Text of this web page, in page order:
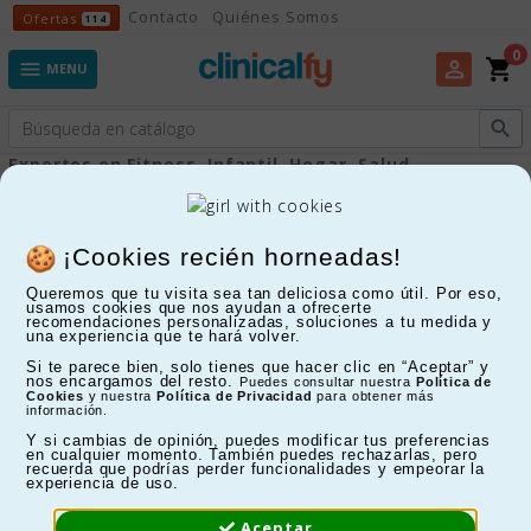
¡Cookies recién horneadas!
Queremos que tu visita sea tan deliciosa como útil. Por eso,
usamos cookies que nos ayudan a ofrecerte
recomendaciones personalizadas, soluciones a tu medida y
una experiencia que te hará volver.
Si te parece bien, solo tienes que hacer clic en “Aceptar” y
nos encargamos del resto.
Puedes consultar nuestra Política de
Cookies y nuestra Política de Privacidad para obtener más
información.
Y si cambias de opinión, puedes modificar tus preferencias
en cualquier momento. También puedes rechazarlas, pero
recuerda que podrías perder funcionalidades y empeorar la
experiencia de uso.
Ofertas 114 Ofertas
Contacto Quiénes Somos
 MENU perm_identity shopping_cart
0
Expertos en Fitness, Infantil, Hogar, Salud...
